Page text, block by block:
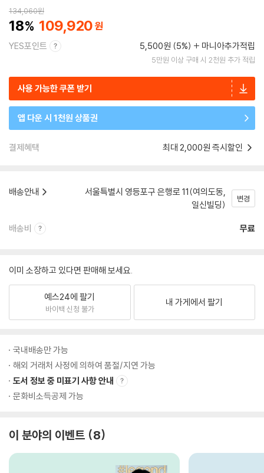
134,060원
18 109,920
YES포인트 5,500원 (5%) 마니아추가적립
5만원 이상 구매 시 2천원 추가 적립
사용 가능한 쿠폰 받기
앱 다운 시 1천원 상품권
결제혜택 최대 2,000원 즉시할인
배송안내
서울특별시 영등포구 은행로 11(여의도동,
일신빌딩)
변경
배송비 무료
이미 소장하고 있다면 판매해 보세요.
예스24에 팔기
바이백 신청 불가
내 가게에서 팔기
국내배송만 가능
해외 거래처 사정에 의하여 품절/지연 가능
도서 정보 중 미표기 사항 안내
문화비소득공제 가능
이 분야의 이벤트 8